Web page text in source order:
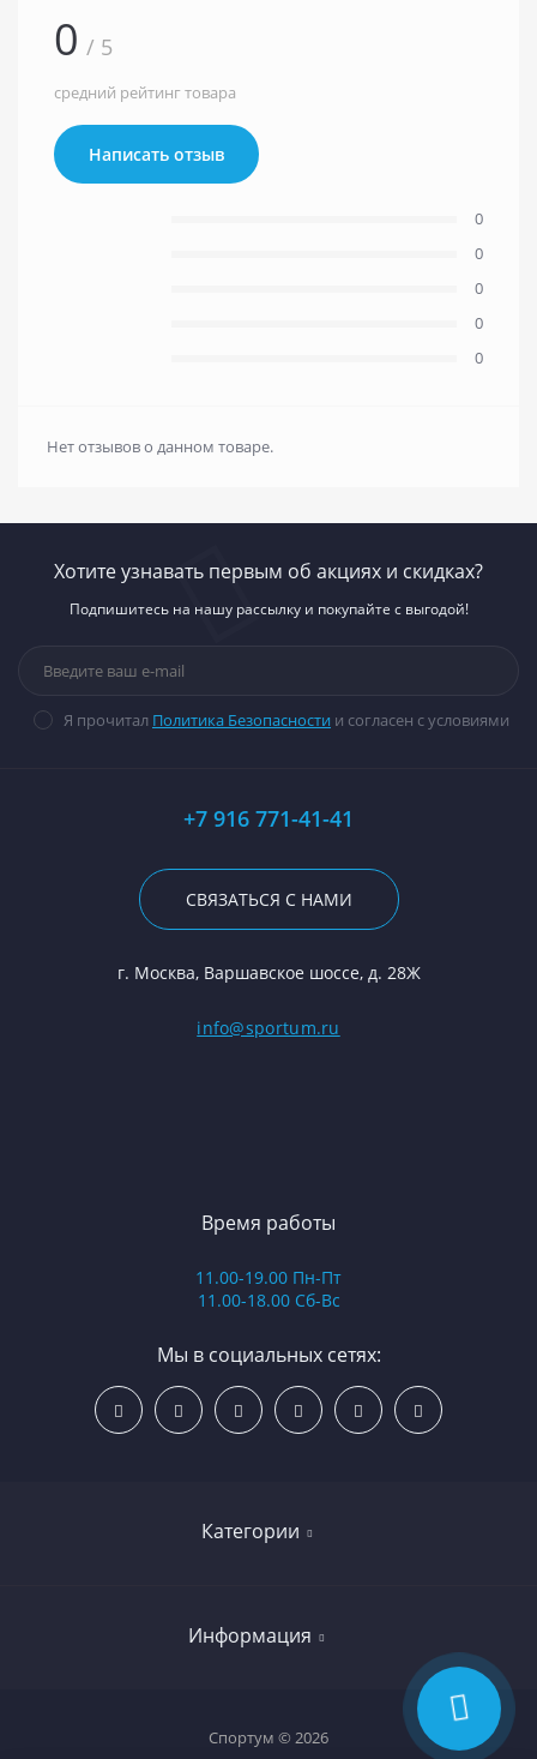
0 / 5
средний рейтинг товара
Написать отзыв
0
0
0
0
0
Нет отзывов о данном товаре.
Хотите узнавать первым об акциях и скидках?
Подпишитесь на нашу рассылку и покупайте с выгодой!
Я прочитал Политика Безопасности и согласен с условиями
+7 916 771-41-41
СВЯЗАТЬСЯ С НАМИ
г. Москва, Варшавское шоссе, д. 28Ж
info@sportum.ru
Категории
Бокс и единоборства
Скейтборды
Информация
Время работы
11.00-19.00 Пн-Пт
11.00-18.00 Сб-Вс
Мы в социальных сетях:
Спортум © 2026